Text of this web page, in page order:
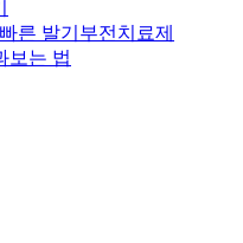
른 발기부전치료제
보는 법